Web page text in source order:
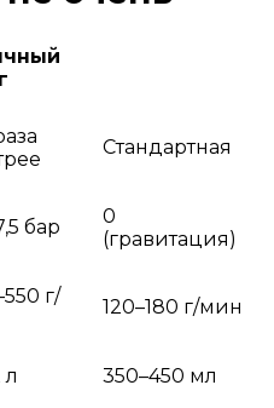
Стандартная
бар
0
(гравитация)
г/
120–180 г/мин
л 350–450 мл